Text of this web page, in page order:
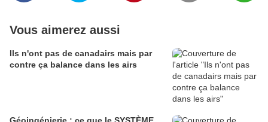
Vous aimerez aussi
Ils n'ont pas de canadairs mais par
contre ça balance dans les airs